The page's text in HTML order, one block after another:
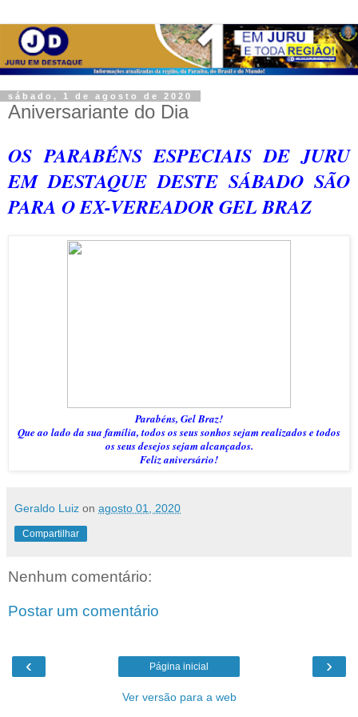
sábado, 1 de agosto de 2020
Aniversariante do Dia
OS PARABÉNS ESPECIAIS DE JURU
EM DESTAQUE DESTE SÁBADO SÃO
PARA O EX-VEREADOR GEL BRAZ
Parabéns, Gel Braz!
Que ao lado da sua família, todos os seus sonhos sejam realizados e todos
os seus desejos sejam alcançados.
Feliz aniversário!
Geraldo Luiz on agosto 01, 2020
Compartilhar
Nenhum comentário:
Postar um comentário
‹ ›
Página inicial
Ver versão para a web